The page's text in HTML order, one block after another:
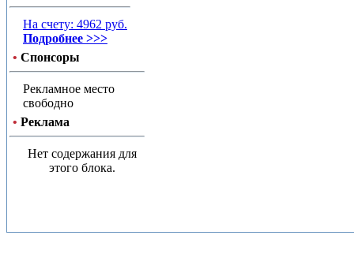
На счету: 4962 руб.
Подробнее >>>
• Спонсоры
Рекламное место
свободно
• Реклама
Нет содержания для
этого блока.